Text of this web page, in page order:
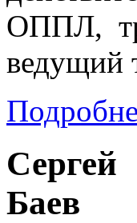
ОППЛ,
Сергей
Баев